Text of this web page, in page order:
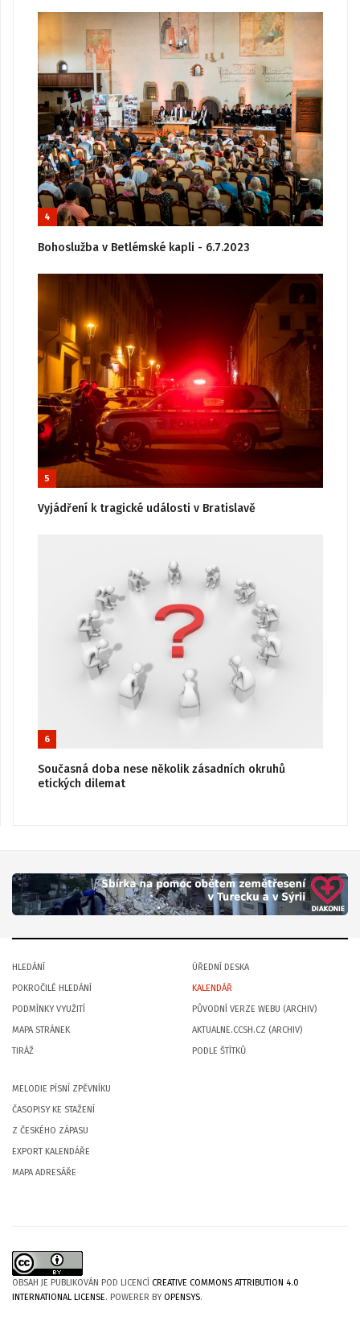
4
Bohoslužba v Betlémské kapli - 6.7.2023
5
Vyjádření k tragické události v Bratislavě
6
Současná doba nese několik zásadních okruhů
etických dilemat
HLEDÁNÍ
POKROČILÉ HLEDÁNÍ
PODMÍNKY VYUŽITÍ
MAPA STRÁNEK
TIRÁŽ
ÚŘEDNÍ DESKA
KALENDÁŘ
PŮVODNÍ VERZE WEBU (ARCHIV)
AKTUALNE.CCSH.CZ (ARCHIV)
PODLE ŠTÍTKŮ
MELODIE PÍSNÍ ZPĚVNÍKU
ČASOPISY KE STAŽENÍ
Z ČESKÉHO ZÁPASU
EXPORT KALENDÁŘE
MAPA ADRESÁŘE
OBSAH JE PUBLIKOVÁN POD LICENCÍ CREATIVE COMMONS ATTRIBUTION 4.0
INTERNATIONAL LICENSE. POWERER BYOPENSYS.